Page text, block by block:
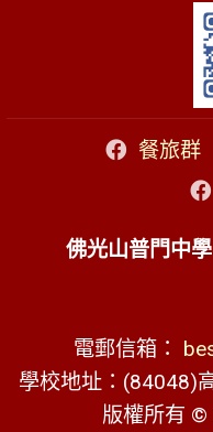
餐旅群
佛光山普門中學
電郵信箱：
學校地址：(84048)
版權所有